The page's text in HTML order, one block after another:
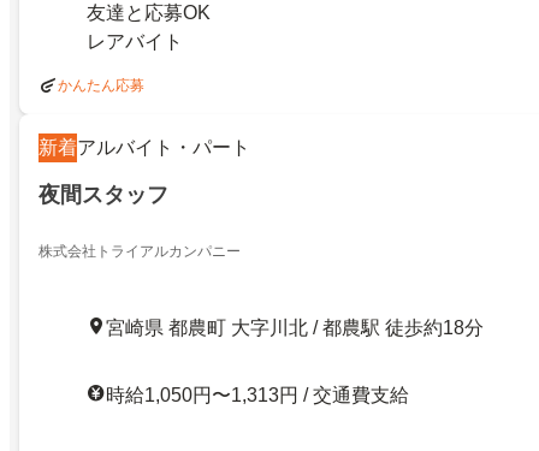
友達と応募OK
レアバイト
かんたん応募
新着アルバイト・パート
夜間スタッフ
株式会社トライアルカンパニー
宮崎県 都農町 大字川北 / 都農駅 徒歩約18分
時給1,050円〜1,313円 / 交通費支給